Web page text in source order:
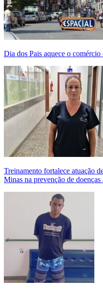
Dia dos Pais aquece o comércio
Treinamento fortalece atuação
Minas na prevenção de doenças